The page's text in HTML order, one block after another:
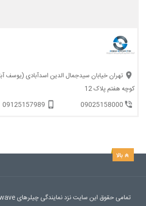
تهران خیابان سیدجمال الدین اسدآبادی (یوسف
کوچه هفتم پلاک 12
09025158000
09125157989